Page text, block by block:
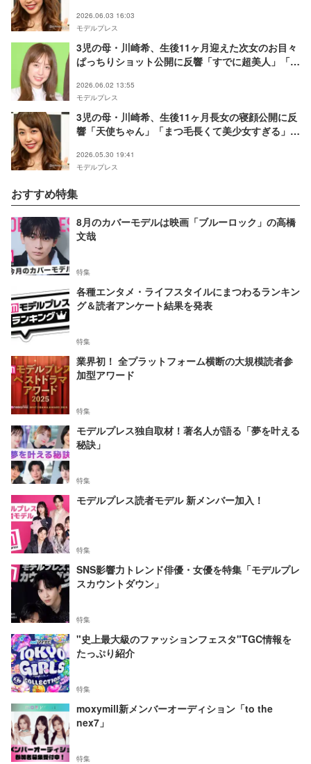
2026.06.03 16:03
モデルプレス
3児の母・川崎希、生後11ヶ月迎えた次女のお目々
ぱっちりショット公開に反響「すでに超美人」「パ
2026.06.02 13:55
モデルプレス
3児の母・川崎希、生後11ヶ月長女の寝顔公開に反
響「天使ちゃん」「まつ毛長くて美少女すぎる」の
2026.05.30 19:41
モデルプレス
おすすめ特集
8月のカバーモデルは映画「ブルーロック」の高橋
文哉
特集
各種エンタメ・ライフスタイルにまつわるランキン
グ＆読者アンケート結果を発表
特集
業界初！ 全プラットフォーム横断の大規模読者参
加型アワード
特集
モデルプレス独自取材！著名人が語る「夢を叶える
秘訣」
特集
モデルプレス読者モデル 新メンバー加入！
特集
SNS影響力トレンド俳優・女優を特集「モデルプレ
スカウントダウン」
特集
"史上最大級のファッションフェスタ"TGC情報を
たっぷり紹介
特集
moxymill新メンバーオーディション「to the
nex7」
特集